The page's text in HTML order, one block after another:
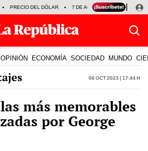
PRECIO DEL DÓLAR 7 DE AGOSTO OLLANTA
OPINIÓN ECONOMÍA SOCIEDAD MUNDO
06 Oct 2023 | 17:44 h
más memorables
por George